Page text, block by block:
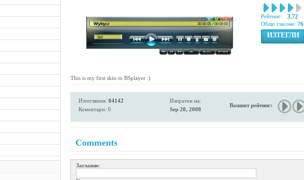
Рейтинг: 3.72
Общо гласове: 76
ИЗТЕГЛИ
This is my first skin to BSplayer :)
Изтегляния: 84142
Коментари: 0
Изпратен на:
Sep 20, 2008
Вашият рейтинг:
Comments
Заглавие: